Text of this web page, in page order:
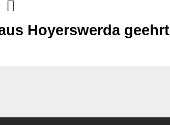
Hoyerswerda geehrt